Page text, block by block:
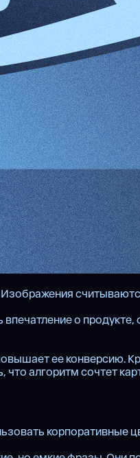
о
ее
алгоритм сочтет